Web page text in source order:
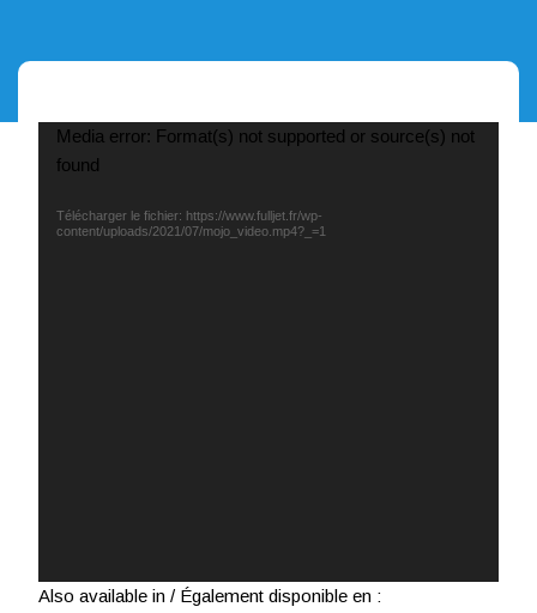
Lecteur
vidéo
Media error: Format(s) not supported or source(s) not
found
Télécharger le fichier: https://www.fulljet.fr/wp-
content/uploads/2021/07/mojo_video.mp4?_=1
Also available in / Également disponible en :